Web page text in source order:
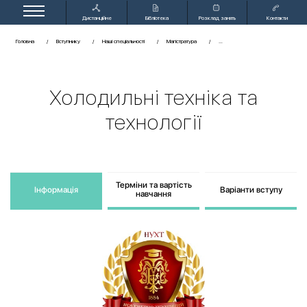
Дистанційне
Бібліотека Розклад занять Контакти
Головна Вступнику Наші спеціальності Магістратура
Холодильні техніка та
технології
Інформація
Терміни та вартість
навчання
Варіанти вступу